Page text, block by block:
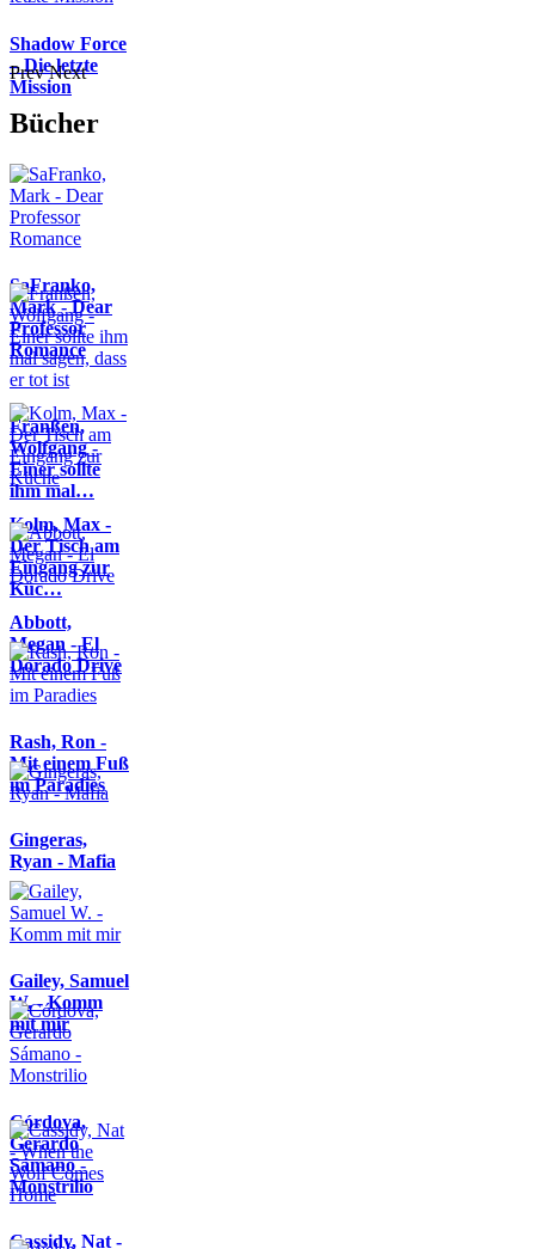
Shadow Force
– Die letzte
Mission
Prev Next
Bücher
SaFranko,
Mark - Dear
Professor
Romance
Franßen,
Wolfgang -
Einer sollte
ihm mal…
Kolm, Max -
Der Tisch am
Eingang zur
Küc…
Abbott,
Megan - El
Dorado Drive
Rash, Ron -
Mit einem Fuß
im Paradies
Gingeras,
Ryan - Mafia
Gailey, Samuel
W. - Komm
mit mir
Córdova,
Gerardo
Sámano -
Monstrilio
Cassidy, Nat -